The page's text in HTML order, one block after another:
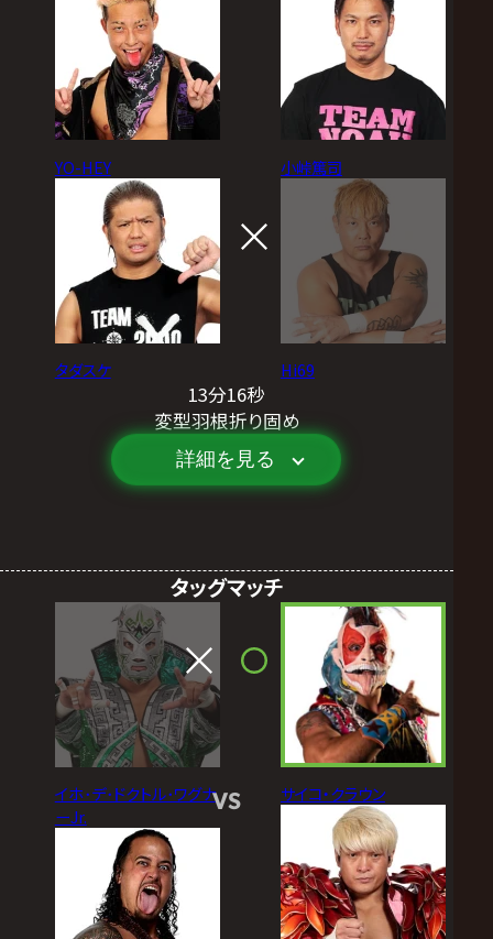
YO-HEY
タダスケ
小峠篤司
Hi69
13分16秒
変型羽根折り固め
詳細を見る
タッグマッチ
イホ･デ･ドクトル･ワグナ
ーJr.
VS サイコ・クラウン